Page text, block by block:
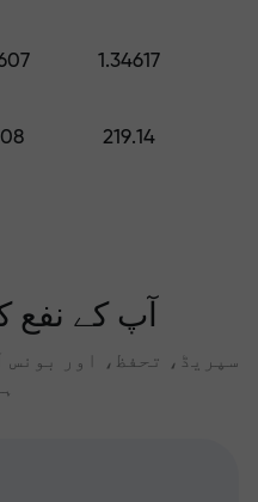
1.34617
219.14
آپ کے نفع
سپریڈ، تحفظ، اور بونس